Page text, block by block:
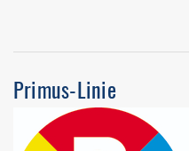
Primus-Linie